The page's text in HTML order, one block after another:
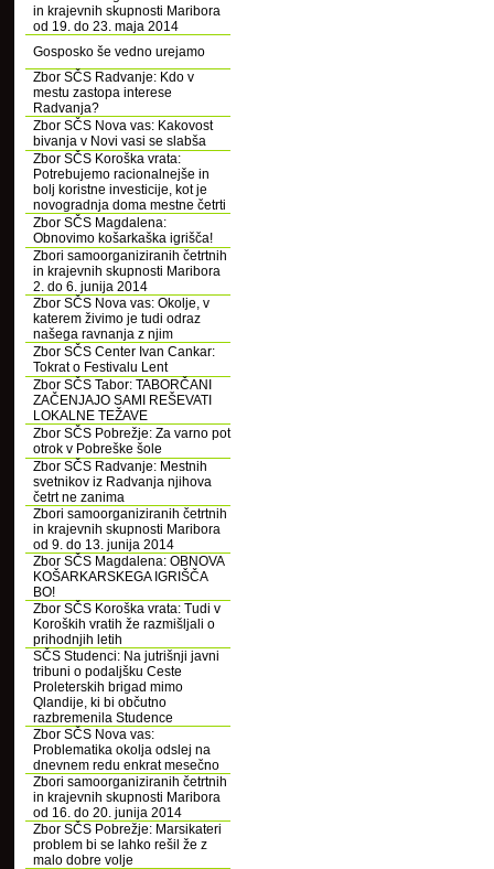
in krajevnih skupnosti Maribora
od 19. do 23. maja 2014
Gosposko še vedno urejamo
Zbor SČS Radvanje: Kdo v
mestu zastopa interese
Radvanja?
Zbor SČS Nova vas: Kakovost
bivanja v Novi vasi se slabša
Zbor SČS Koroška vrata:
Potrebujemo racionalnejše in
bolj koristne investicije, kot je
novogradnja doma mestne četrti
Zbor SČS Magdalena:
Obnovimo košarkaška igrišča!
Zbori samoorganiziranih četrtnih
in krajevnih skupnosti Maribora
2. do 6. junija 2014
Zbor SČS Nova vas: Okolje, v
katerem živimo je tudi odraz
našega ravnanja z njim
Zbor SČS Center Ivan Cankar:
Tokrat o Festivalu Lent
Zbor SČS Tabor: TABORČANI
ZAČENJAJO SAMI REŠEVATI
LOKALNE TEŽAVE
Zbor SČS Pobrežje: Za varno pot
otrok v Pobreške šole
Zbor SČS Radvanje: Mestnih
svetnikov iz Radvanja njihova
četrt ne zanima
Zbori samoorganiziranih četrtnih
in krajevnih skupnosti Maribora
od 9. do 13. junija 2014
Zbor SČS Magdalena: OBNOVA
KOŠARKARSKEGA IGRIŠČA
BO!
Zbor SČS Koroška vrata: Tudi v
Koroških vratih že razmišljali o
prihodnjih letih
SČS Studenci: Na jutrišnji javni
tribuni o podaljšku Ceste
Proleterskih brigad mimo
Qlandije, ki bi občutno
razbremenila Studence
Zbor SČS Nova vas:
Problematika okolja odslej na
dnevnem redu enkrat mesečno
Zbori samoorganiziranih četrtnih
in krajevnih skupnosti Maribora
od 16. do 20. junija 2014
Zbor SČS Pobrežje: Marsikateri
problem bi se lahko rešil že z
malo dobre volje